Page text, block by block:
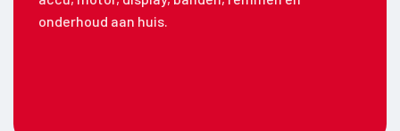
onderhoud aan huis.